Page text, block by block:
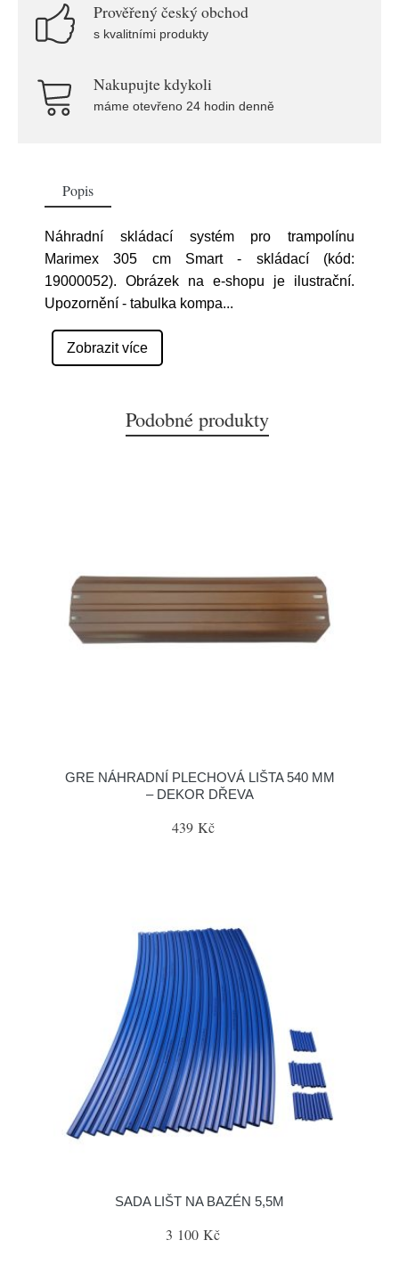
Prověřený český obchod
s kvalitními produkty
Nakupujte kdykoli
máme otevřeno 24 hodin denně
Popis
Náhradní skládací systém pro trampolínu
Marimex 305 cm Smart - skládací (kód:
19000052). Obrázek na e-shopu je ilustrační.
Upozornění - tabulka kompa...
Zobrazit více
Podobné produkty
GRE NÁHRADNÍ PLECHOVÁ LIŠTA 540 MM
– DEKOR DŘEVA
439 Kč
SADA LIŠT NA BAZÉN 5,5M
3 100 Kč